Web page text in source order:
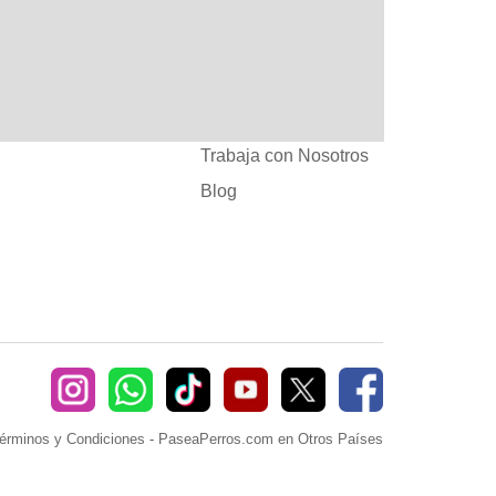
Trabaja con Nosotros
Blog
y Condiciones - PaseaPerros.com en Otros Países